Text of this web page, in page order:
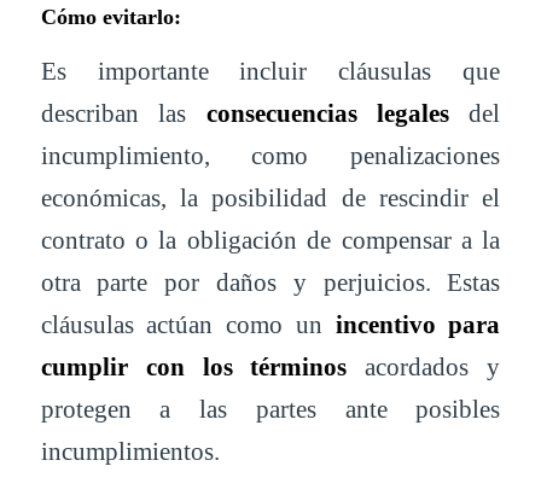
Cómo evitarlo:
Es importante incluir cláusulas que
describan las consecuencias legalesdel
incumplimiento, como penalizaciones
económicas, la posibilidad de rescindir el
contrato o la obligación de compensar a la
otra parte por daños y perjuicios. Estas
cláusulas actúan como un incentivo para
cumplir con los términos acordados y
protegen a las partes ante posibles
incumplimientos.